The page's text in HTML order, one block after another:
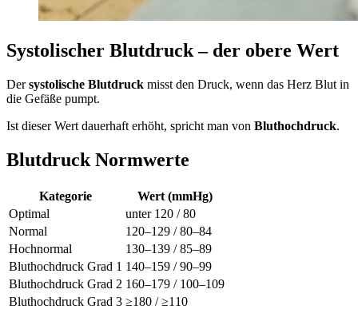
Systolischer Blutdruck – der obere Wert
Dersystolische Blutdruck misst den Druck, wenn das Herz Blut in
die Gefäße pumpt.
Ist dieser Wert dauerhaft erhöht, spricht man von Bluthochdruck.
Blutdruck Normwerte
Kategorie
Wert (mmHg)
Optimal
unter 120 / 80
Normal
120–129 / 80–84
Hochnormal
130–139 / 85–89
Bluthochdruck Grad 1 140–159 / 90–99
Bluthochdruck Grad 2 160–179 / 100–109
Bluthochdruck Grad 3 ≥180 / ≥110